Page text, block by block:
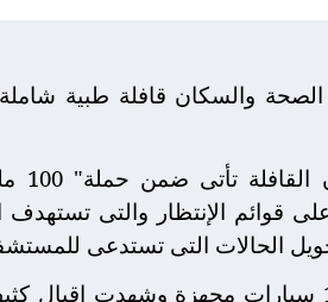
والسكان قافلة طبية
قوائم الإنتظار والتى تستهدف
الحالات التى تستدعى